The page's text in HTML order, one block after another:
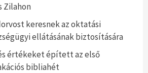
Zilahon
keresnek az oktatási
ellátásának biztosítására
értékeket épített az első
bibliahét